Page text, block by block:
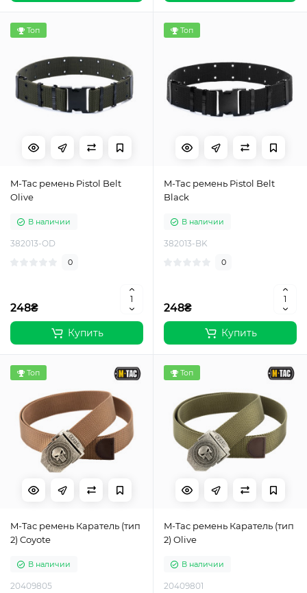
Топ
M-Tac ремень Pistol Belt
Olive
В наличии
382013-OD
0
248₴
Купить
Топ
M-Tac ремень Pistol Belt
Black
В наличии
382013-BK
0
248₴
Купить
Топ
M-Tac ремень Каратель (тип
2) Coyote
В наличии
20409805
Топ
M-Tac ремень Каратель (тип
2) Olive
В наличии
20409801